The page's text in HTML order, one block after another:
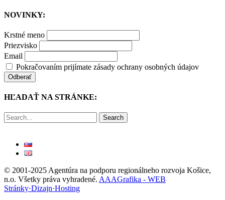
NOVINKY:
Krstné meno
Priezvisko
Email
Pokračovaním prijímate zásady ochrany osobných údajov
HĽADAŤ NA STRÁNKE:
Search
© 2001-2025 Agentúra na podporu regionálneho rozvoja Košice,
n.o. Všetky práva vyhradené. AAAGrafika - WEB
Stránky·Dizajn·Hosting